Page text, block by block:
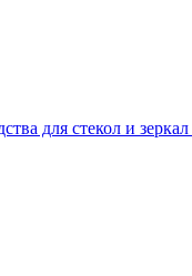
для стекол и зеркал